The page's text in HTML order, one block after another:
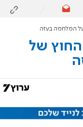
המלחמה בעזה
של